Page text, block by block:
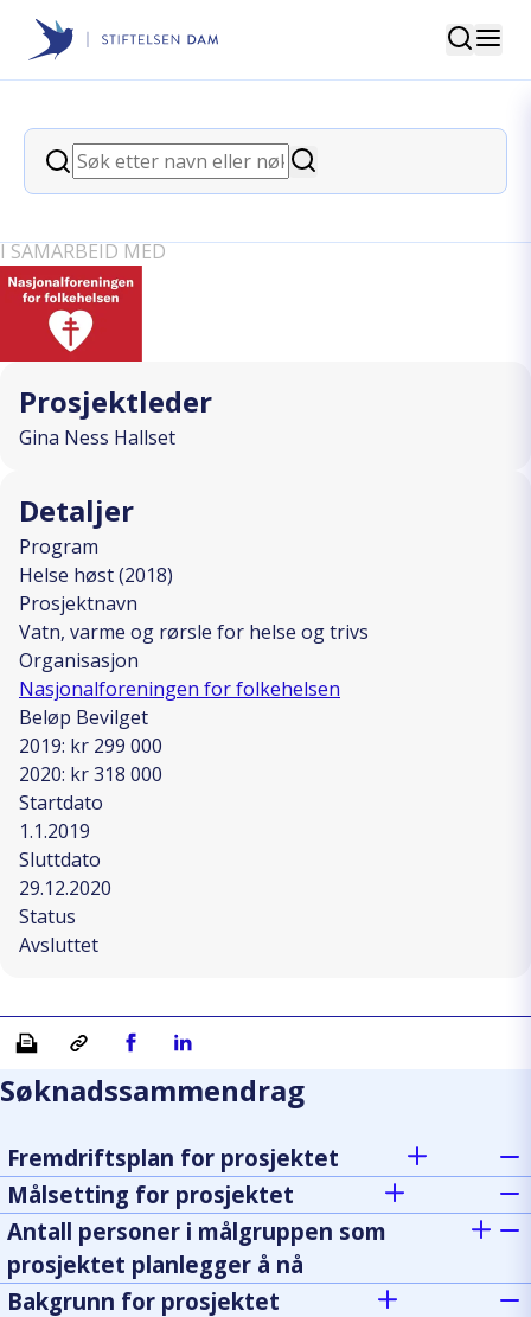
Stiftelsen Dam
Søk
Søk
Søk
back
Vatn, varme og rørsle for helse og
I SAMARBEID MED
Prosjektleder
Gina Ness Hallset
Detaljer
Program
Helse høst (2018)
Prosjektnavn
Vatn, varme og rørsle for helse og trivs
Organisasjon
Nasjonalforeningen for folkehelsen
Beløp Bevilget
2019: kr 299 000
2020: kr 318 000
Startdato
1.1.2019
Sluttdato
29.12.2020
Status
Avsluttet
Skriv ut Kopiera länkDel på Facebook
Del på Linkedin
Søknadssammendrag
Fremdriftsplan for prosjektet
Målsetting for prosjektet
Antall personer i målgruppen som
prosjektet planlegger å nå
Bakgrunn for prosjektet